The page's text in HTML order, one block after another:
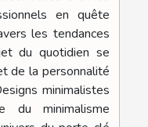
en quête
les tendances
du quotidien se
de la personnalité
minimalistes
du minimalisme